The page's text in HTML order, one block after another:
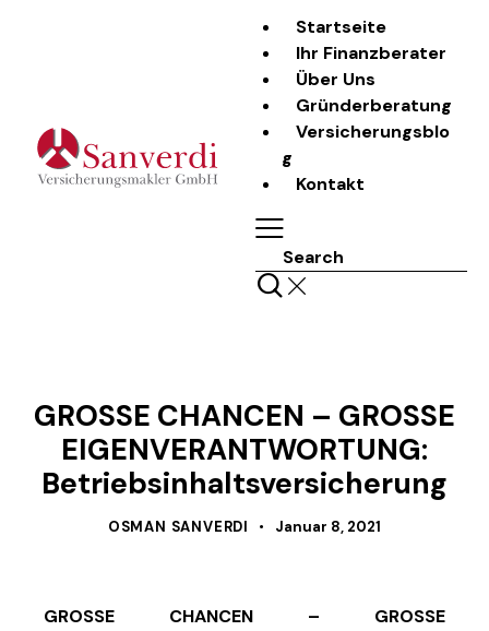
Startseite
Ihr Finanzberater
Über Uns
Gründerberatung
Versicherungsblo
g
Kontakt
Search
GROSSE CHANCEN – GROSSE
EIGENVERANTWORTUNG:
Betriebsinhaltsversicherung
OSMAN SANVERDI Januar 8, 2021
GROSSE CHANCEN – GROSSE